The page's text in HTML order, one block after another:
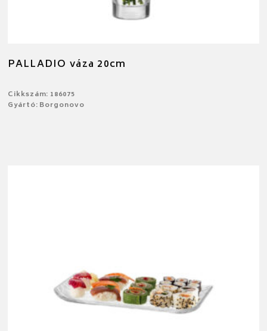
PALLADIO váza 20cm
Cikkszám: 186075
Gyártó: Borgonovo